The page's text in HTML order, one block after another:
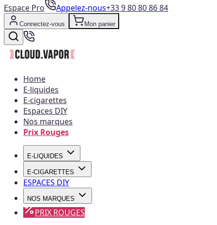
Espace Pro Appelez-nous+33 9 80 80 86 84
Connectez-vous Mon panier
Home
E-liquides
E-cigarettes
Espaces DIY
Nos marques
Prix Rouges
E-LIQUIDES
E-CIGARETTES
ESPACES DIY
NOS MARQUES
PRIX ROUGES